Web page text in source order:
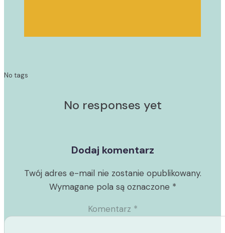
No tags
No responses yet
Dodaj komentarz
Twój adres e-mail nie zostanie opublikowany.
Wymagane pola są oznaczone *
Komentarz *